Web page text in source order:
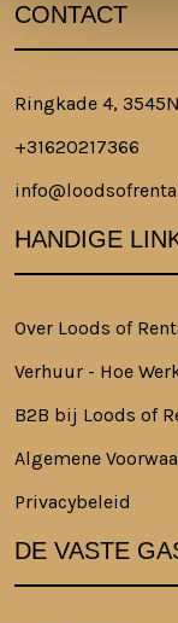
CONTACT
Ringkade 4,
+31620217366
HANDIGE
Over Loods of
Verhuur - Hoe
B2B bij Loods of
Algemene
Privacybeleid
DE VASTE